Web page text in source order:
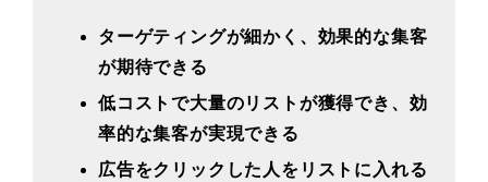
ターゲティングが細かく、効果的な集客
が期待できる
低コストで大量のリストが獲得でき、効
率的な集客が実現できる
広告をクリックした人をリストに入れる